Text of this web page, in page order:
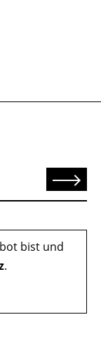
Senden
bist und
.